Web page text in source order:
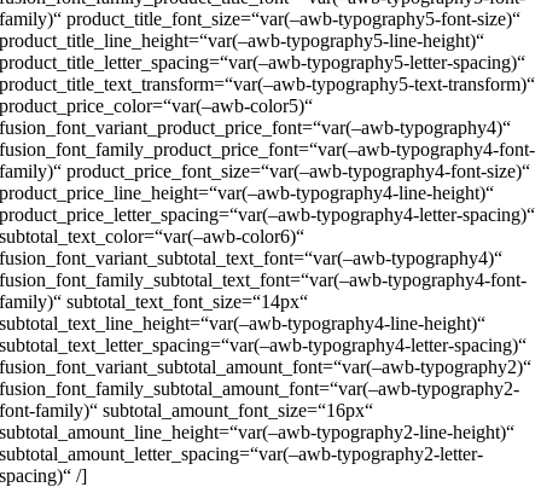
family)“ product_title_font_size=“var(–awb-typography5-font-size)“
product_title_line_height=“var(–awb-typography5-line-height)“
product_title_letter_spacing=“var(–awb-typography5-letter-spacing)“
product_title_text_transform=“var(–awb-typography5-text-transform)“
product_price_color=“var(–awb-color5)“
fusion_font_variant_product_price_font=“var(–awb-typography4)“
fusion_font_family_product_price_font=“var(–awb-typography4-font-
family)“ product_price_font_size=“var(–awb-typography4-font-size)“
product_price_line_height=“var(–awb-typography4-line-height)“
product_price_letter_spacing=“var(–awb-typography4-letter-spacing)“
subtotal_text_color=“var(–awb-color6)“
fusion_font_variant_subtotal_text_font=“var(–awb-typography4)“
fusion_font_family_subtotal_text_font=“var(–awb-typography4-font-
family)“ subtotal_text_font_size=“14px“
subtotal_text_line_height=“var(–awb-typography4-line-height)“
subtotal_text_letter_spacing=“var(–awb-typography4-letter-spacing)“
fusion_font_variant_subtotal_amount_font=“var(–awb-typography2)“
fusion_font_family_subtotal_amount_font=“var(–awb-typography2-
font-family)“ subtotal_amount_font_size=“16px“
subtotal_amount_line_height=“var(–awb-typography2-line-height)“
subtotal_amount_letter_spacing=“var(–awb-typography2-letter-
spacing)“ /]